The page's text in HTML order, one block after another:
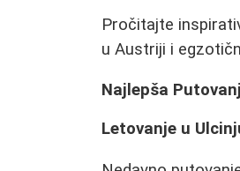
Pročitajte
u Austriji i
Najlepša
Letovanje u